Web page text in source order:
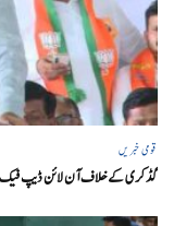
قومی خبریں
گڈکری کے خلاف آن لائن ڈیپ فیک